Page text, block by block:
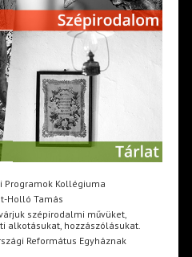
Programok Kollégiuma
Holló Tamás
szépirodalmi művüket,
alkotásukat, hozzászólásukat.
Református Egyháznak